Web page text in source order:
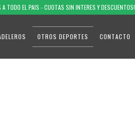
A TODO EL PAIS - CUOTAS SIN INTERES Y DESCUENTOS!
OTROS DEPORTES CONTACTO